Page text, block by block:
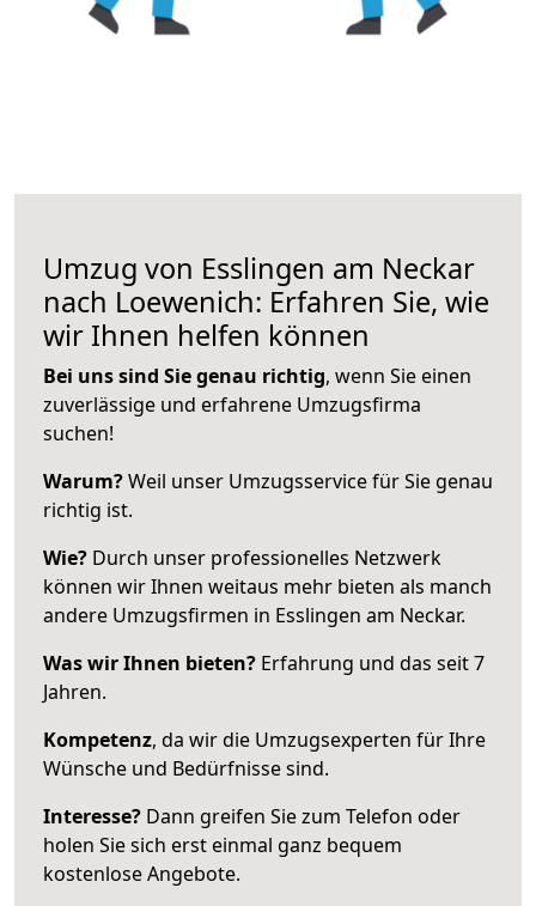
Umzug von Esslingen am Neckar
nach Loewenich: Erfahren Sie, wie
wir Ihnen helfen können
Bei uns sind Sie genau richtig, wenn Sie einen
zuverlässige und erfahrene Umzugsfirma
suchen!
Warum?Weil unser Umzugsservice für Sie genau
richtig ist.
Wie? Durch unser professionelles Netzwerk
können wir Ihnen weitaus mehr bieten als manch
andere Umzugsfirmen in Esslingen am Neckar.
Was wir Ihnen bieten? Erfahrung und das seit 7
Jahren.
Kompetenz, da wir die Umzugsexperten für Ihre
Wünsche und Bedürfnisse sind.
Interesse? Dann greifen Sie zum Telefon oder
holen Sie sich erst einmal ganz bequem
kostenlose Angebote.